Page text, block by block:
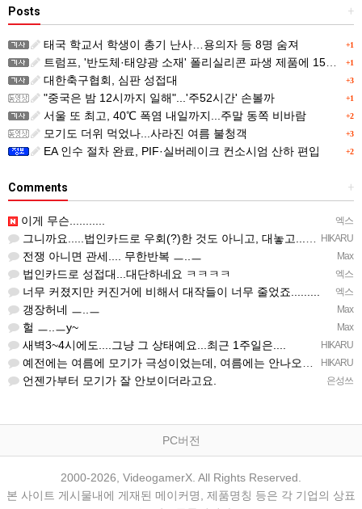
+
Posts
+1
태국 학교서 학생이 총기 난사…용의자 등 8명 숨져
+1
트럼프, '반도체·태양광 소재' 폴리실리콘 파생 제품에 15% 관세...한국 기업도 영향
+3
대한축구협회, 심판 성접대
+1
"중국은 밤 12시까지 일해"...'주52시간' 손볼까
+2
서울 또 최고, 40℃ 폭염 내일까지...주말 동쪽 비바람
+3
모기도 더위 먹었나...사라진 여름 불청객
+2
EA 인수 절차 완료, PIF·실버레이크 컨소시엄 산하 편입
+
Comments
엑스
이게 무슨...........
HIKARU
그니까요.....법인카드로 우회(?)한 것도 아니고, 대놓고...ㅋ ㅋ)
Max
전쟁 아니면 관세.... 무한반복 ㅡ..ㅡ
엑스
법인카드로 성접대...대단하네요 ㅋㅋㅋㅋ
엑스
너무 커졌지만 커진거에 비해서 대작들이 너무 줄었죠.........
Max
갱장허네 ㅡ..ㅡ
Max
헐 ㅡ..ㅡy~
HIKARU
새벽3~4시에도....그냥 그 상태예요...최근 1주일은....
HIKARU
예전에는 여름에 모기가 극성이었는데, 여름에는 안나오는 것 같은.....ㅎ ㅎ)
은성쓰
언젠가부터 모기가 잘 안보이더라고요.
PC버전
2000-2026, VideogamerX. All Rights Reserved.
본 사이트 게시물내에 게재된 메이커명, 제품명칭 등은 각 기업의 상표